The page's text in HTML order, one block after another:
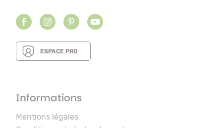
ESPACE PRO
Informations
Mentions légales